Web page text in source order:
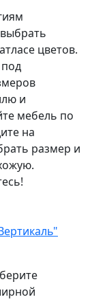
цветов.
и
мебель по
на
размер и